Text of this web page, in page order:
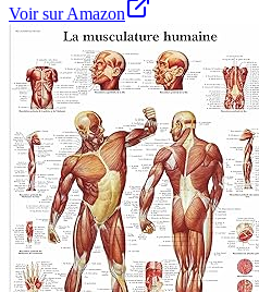
Voir sur Amazon